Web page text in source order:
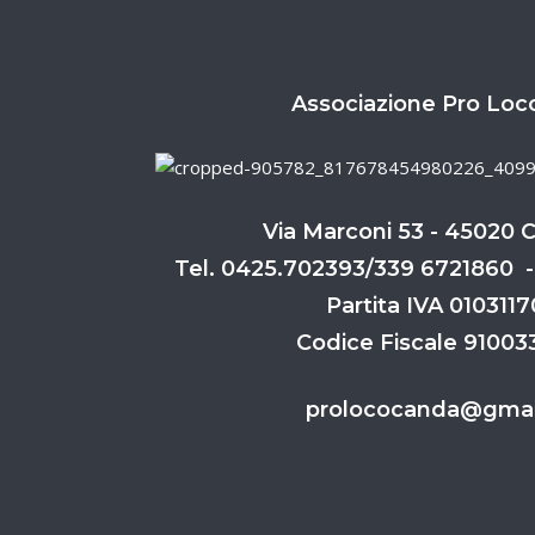
Associazione Pro
Via Marconi 53 - 45020
Tel. 0425.702393/339 6721860
Partita IVA
Codice Fiscale